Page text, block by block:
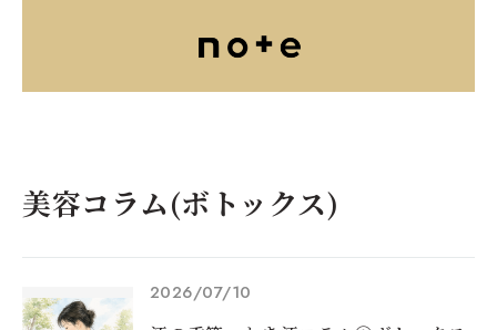
美容コラム(ボトックス)
2026/07/10